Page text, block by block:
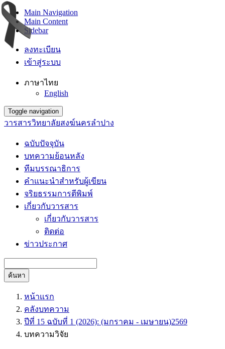
Main Navigation
Main Content
Sidebar
ลงทะเบียน
เข้าสู่ระบบ
ภาษาไทย
English
Toggle navigation
วารสารวิทยาลัยสงฆ์นครลำปาง
ฉบับปัจจุบัน
บทความย้อนหลัง
ทีมบรรณาธิการ
คำแนะนำสำหรับผู้เขียน
จริยธรรมการตีพิมพ์
เกี่ยวกับวารสาร
เกี่ยวกับวารสาร
ติดต่อ
ข่าวประกาศ
ค้นหา
หน้าแรก
คลังบทความ
ปีที่ 15 ฉบับที่ 1 (2026): (มกราคม - เมษายน)2569
บทความวิจัย